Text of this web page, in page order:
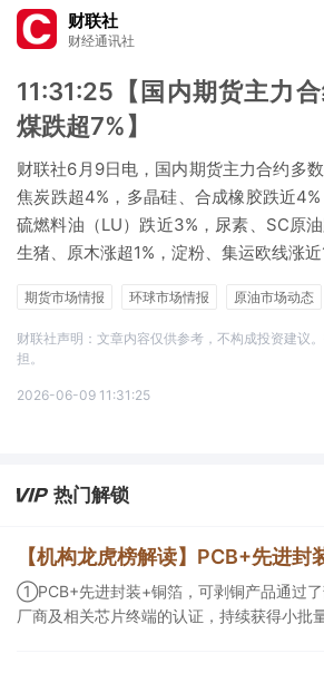
财联社
财经通讯社
11:31:25【国内期货主力
煤跌超7%】
财联社6月9日电，国内期货主力合约多
焦炭跌超4%，多晶硅、合成橡胶跌近
硫燃料油（LU）跌近3%，尿素、SC原
生猪、原木涨超1%，淀粉、集运欧线涨近
期货市场情报 环球市场情报 原油市场动态
财联社声明：文章内容仅供参考，不构成投资建议
担。
2026-06-09 11:31:25
热门解锁
①PCB+先进封装+铜箔，可剥铜产品通过了
厂商及相关芯片终端的认证，持续获得小批